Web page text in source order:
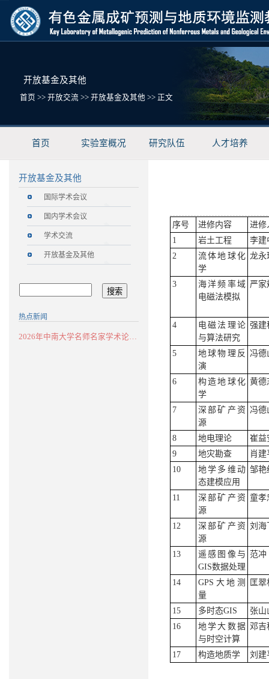
开放基金及其他
首页 >> 开放交流 >> 开放基金及其他 >> 正文
首页 实验室概况 研究队伍 人才培养
开放基金及其他
国际学术会议
国内学术会议
学术交流
开放基金及其他
热点新闻
序号 进修内容
进修
1
岩土工程
李建
2
流体地球化
学
龙永
3
海洋频率域
电磁法模拟
严家
4
电磁法理论
与算法研究
强建
5
地球物理反
演
冯德
6
构造地球化
学
黄德
7
深部矿产资
源
冯德
8 地电理论
崔益
9
地灾勘查
肖建
10
地学多维动
态建模应用
邹艳
11
深部矿产资
源
童孝
12
深部矿产资
源
刘海
13
遥感图像与
GIS数据处理
范冲
14
GPS大地测
量
匡翠
15 多时态GIS
张山
16
地学大数据
与时空计算
邓吉
17 构造地质学 刘建